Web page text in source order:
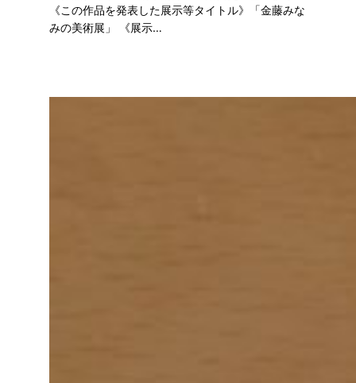
《この作品を発表した展示等タイトル》「金藤みな
みの美術展」 《展示…